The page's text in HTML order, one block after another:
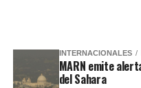
INTERNACIONALES
MARN emite
del Sahara